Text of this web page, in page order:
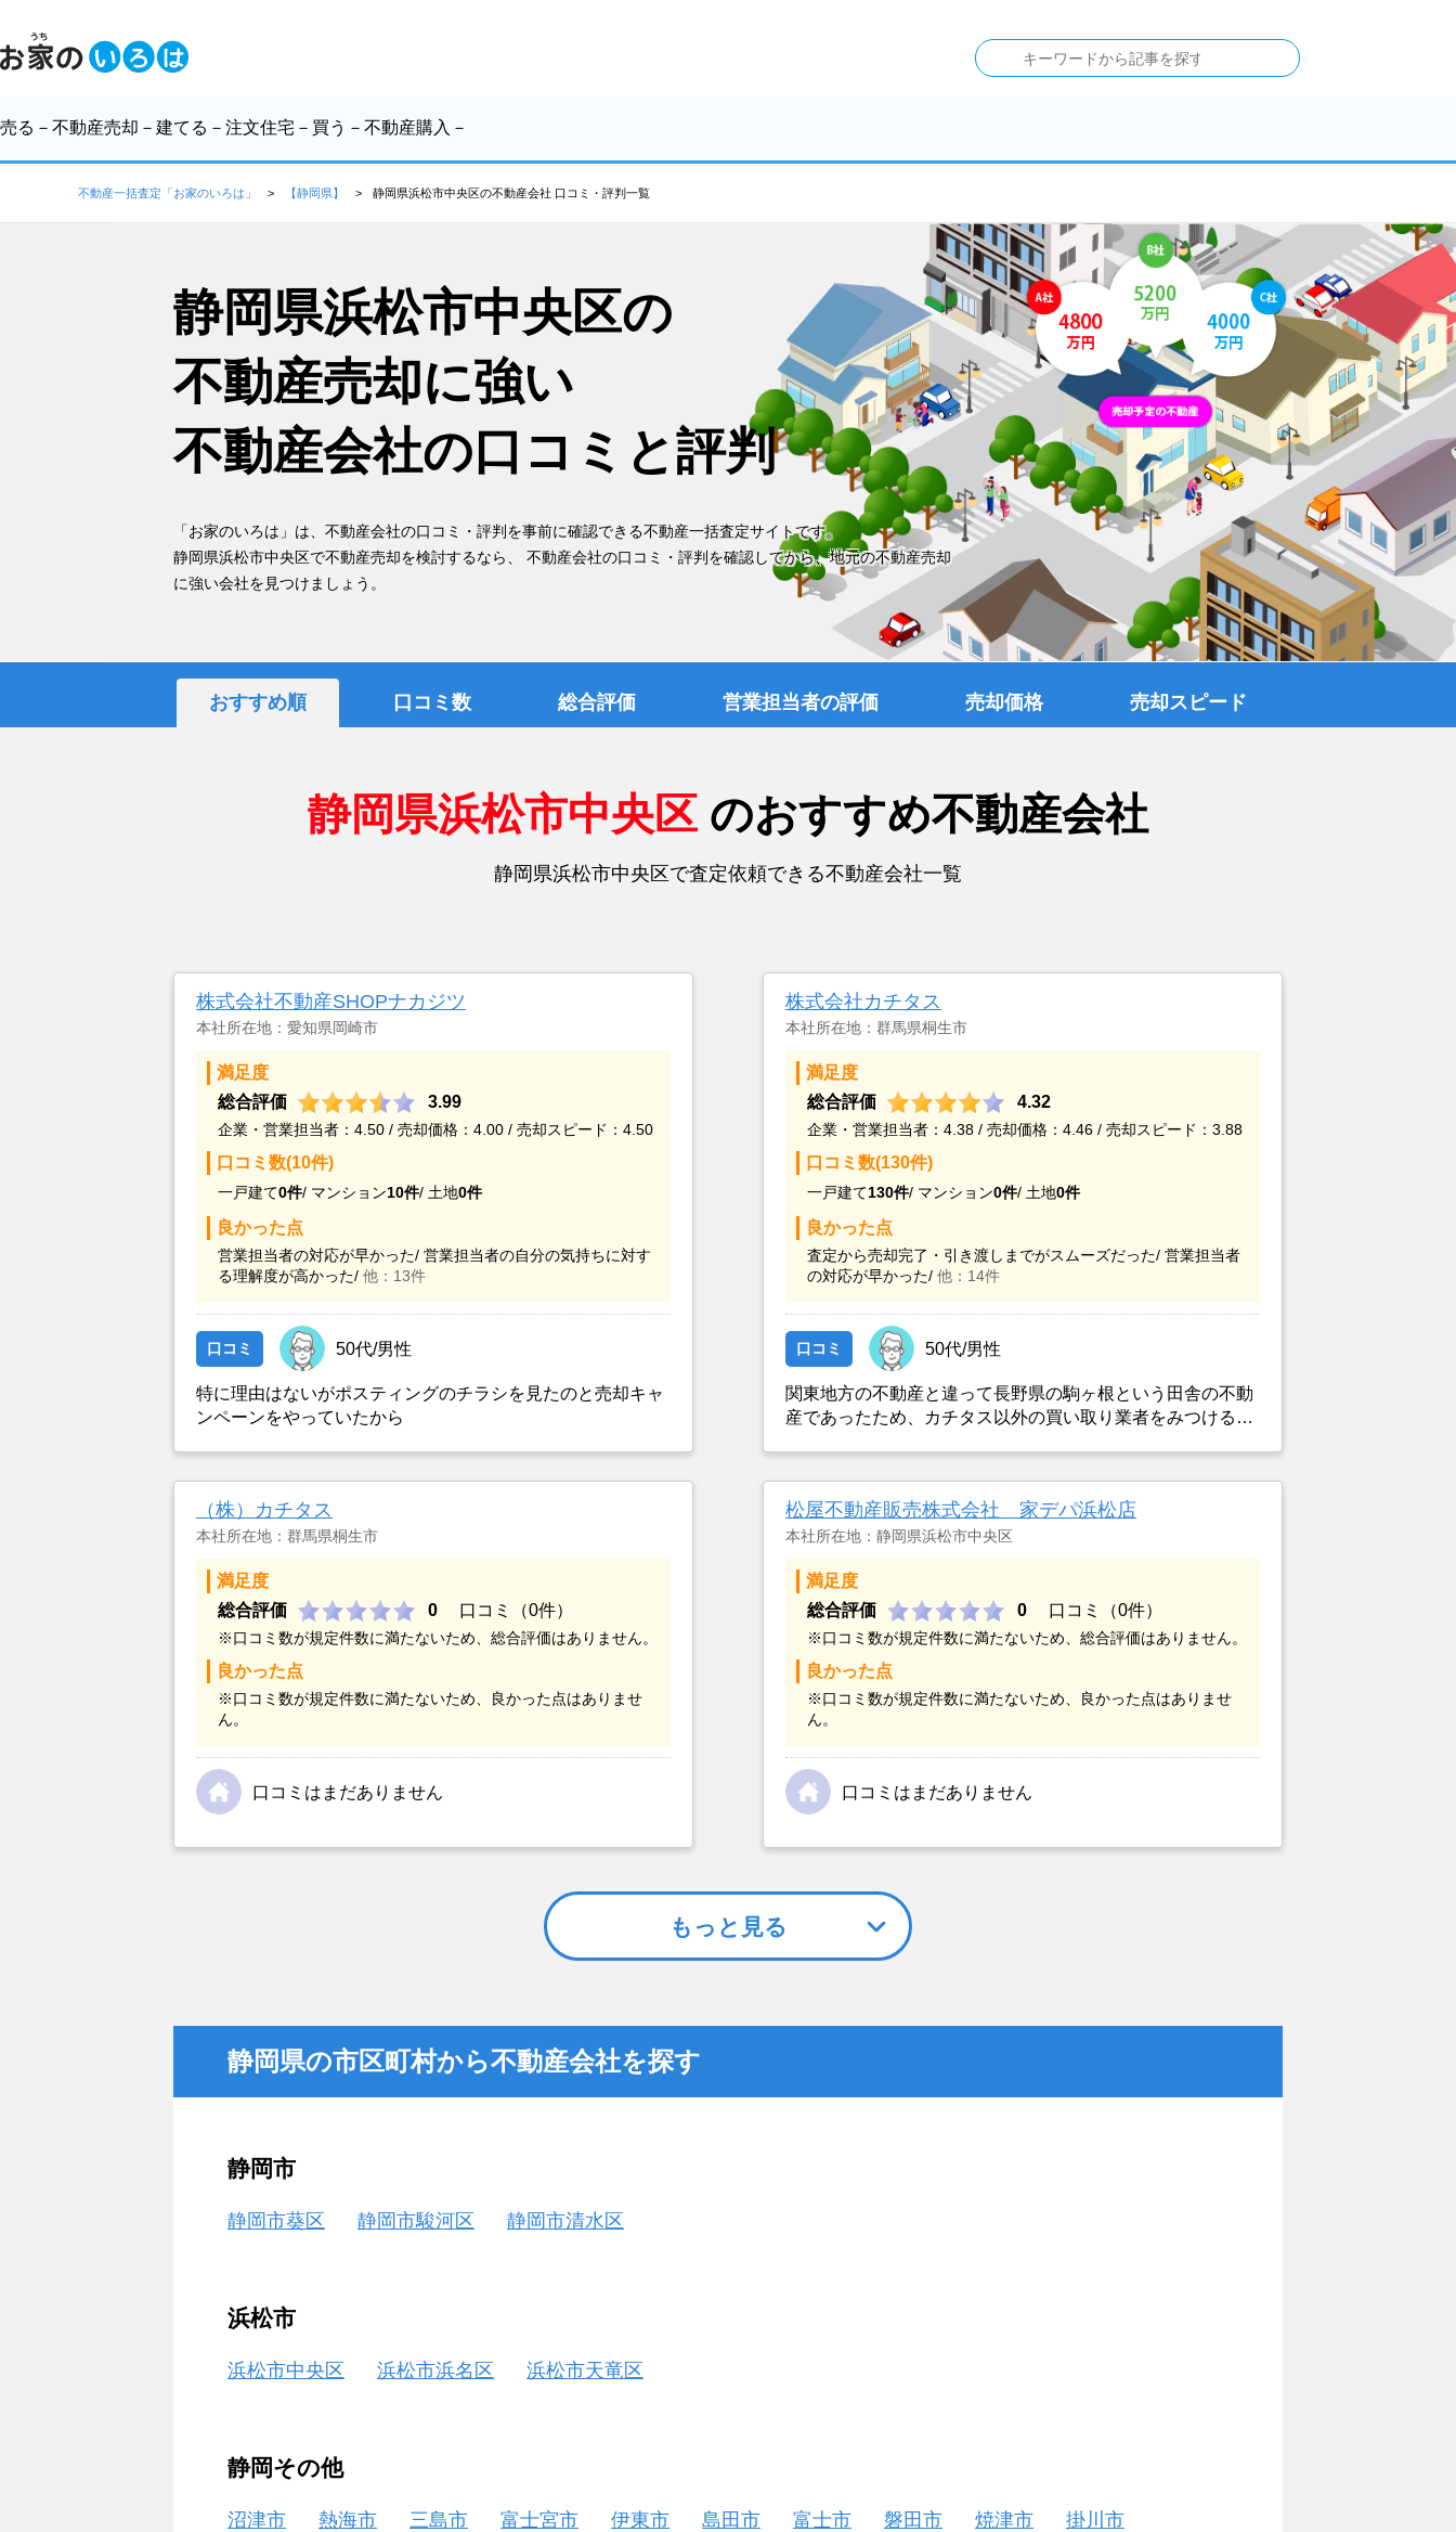
売る －不動産売却－ 建てる －注文住宅－ 買う －不動産購入－
不動産一括査定「お家のいろは」 【静岡県】 静岡県浜松市中央区の不動産会社 口コミ・評判一覧
静岡県浜松市中央区の
不動産売却に強い
不動産会社の口コミと評判
「お家のいろは」は、不動産会社の口コミ・評判を事前に確認できる不動産一括査定サイトです。
静岡県浜松市中央区で不動産売却を検討するなら、 不動産会社の口コミ・評判を確認してから、地元の不動産売却
に強い会社を見つけましょう。
おすすめ順 口コミ数 総合評価 営業担当者の評価 売却価格 売却スピード
静岡県浜松市中央区 のおすすめ不動産会社
静岡県浜松市中央区で査定依頼できる不動産会社一覧
株式会社不動産SHOPナカジツ
本社所在地：愛知県岡崎市
満足度
総合評価
3.99
企業・営業担当者：4.50 / 売却価格：4.00 / 売却スピード：4.50
口コミ数(10件)
一戸建て0件/ マンション10件/ 土地0件
良かった点
営業担当者の対応が早かった/ 営業担当者の自分の気持ちに対す
る理解度が高かった/ 他：13件
口コミ 50代/男性
特に理由はないがポスティングのチラシを見たのと売却キャ
ンペーンをやっていたから
株式会社カチタス
本社所在地：群馬県桐生市
満足度
総合評価
4.32
企業・営業担当者：4.38 / 売却価格：4.46 / 売却スピード：3.88
口コミ数(130件)
一戸建て130件/ マンション0件/ 土地0件
良かった点
査定から売却完了・引き渡しまでがスムーズだった/ 営業担当者
の対応が早かった/ 他：14件
口コミ 50代/男性
関東地方の不動産と違って長野県の駒ヶ根という田舎の不動
産であったため、カチタス以外の買い取り業者をみつけるこ
（株）カチタス
本社所在地：群馬県桐生市
満足度
総合評価
0 口コミ（0件）
※口コミ数が規定件数に満たないため、総合評価はありません。
良かった点
※口コミ数が規定件数に満たないため、良かった点はありませ
ん。
口コミはまだありません
松屋不動産販売株式会社 家デパ浜松店
本社所在地：静岡県浜松市中央区
満足度
総合評価
0 口コミ（0件）
※口コミ数が規定件数に満たないため、総合評価はありません。
良かった点
※口コミ数が規定件数に満たないため、良かった点はありませ
ん。
口コミはまだありません
もっと見る
静岡県の市区町村から不動産会社を探す
静岡市
静岡市葵区 静岡市駿河区 静岡市清水区
浜松市
浜松市中央区 浜松市浜名区 浜松市天竜区
静岡その他
沼津市 熱海市 三島市 富士宮市 伊東市 島田市 富士市 磐田市 焼津市 掛川市